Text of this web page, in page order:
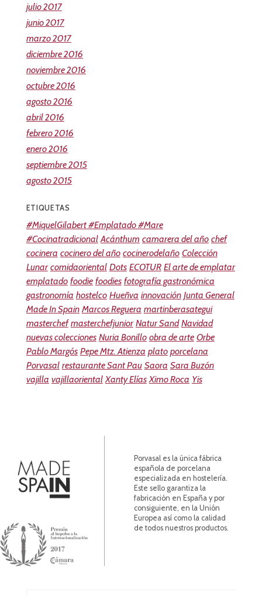
julio 2017
junio 2017
marzo 2017
diciembre 2016
noviembre 2016
octubre 2016
agosto 2016
abril 2016
febrero 2016
enero 2016
septiembre 2015
agosto 2015
ETIQUETAS
#MiquelGilabert #Emplatado #Mare
#Cocinatradicional Acánthum camarera del año chef
cocinera cocinero del año cocinerodelaño Colección
Lunar comidaoriental Dots ECOTUR El arte de emplatar
emplatado foodie foodies fotografía gastronómica
gastronomía hostelco Hueñva innovación Junta General
Made In Spain Marcos Reguera martinberasategui
masterchef masterchefjunior Natur Sand Navidad
nuevas colecciones Nuria Bonillo obra de arte Orbe
Pablo Margós Pepe Mtz. Atienza plato porcelana
Porvasal restaurante Sant Pau Saora Sara Buzón
vajilla vajillaoriental Xanty Elías Ximo Roca Yis
Porvasal es la única fábrica
española de porcelana
especializada en hostelería.
Este sello garantiza la
fabricación en España y por
consiguiente, en la Unión
Europea así como la calidad
de todos nuestros productos.